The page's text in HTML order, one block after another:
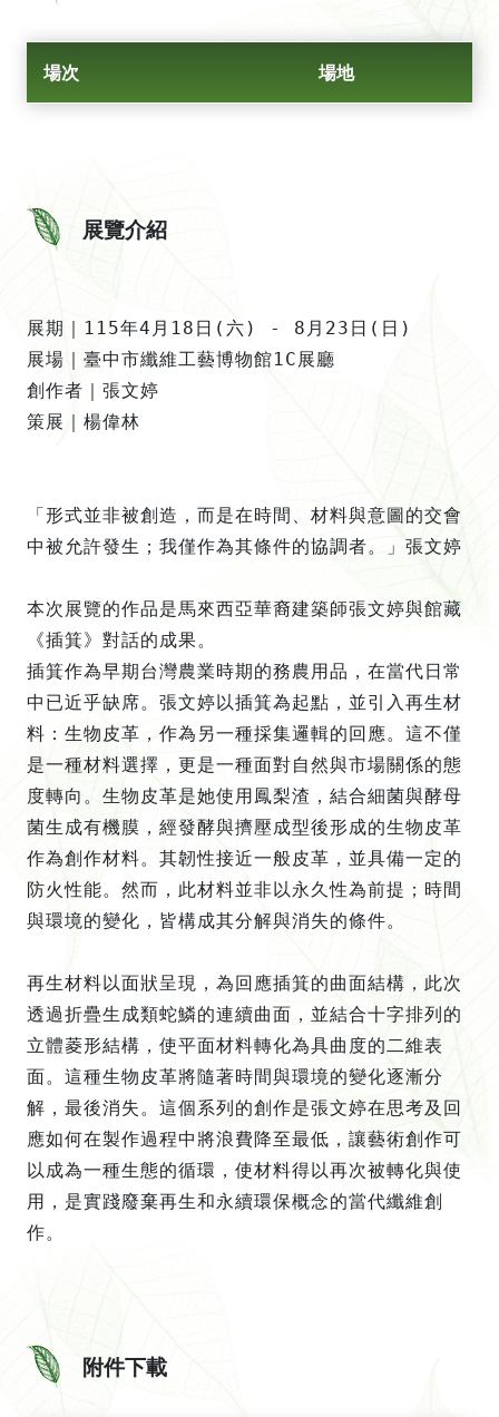
場次 場地
展覽介紹
展期｜115年4月18日(六) - 8月23日(日)
展場｜臺中市纖維工藝博物館1C展廳
創作者｜張文婷
策展｜楊偉林
「形式並非被創造，而是在時間、材料與意圖的交會
中被允許發生；我僅作為其條件的協調者。」張文婷
本次展覽的作品是馬來西亞華裔建築師張文婷與館藏
《插箕》對話的成果。
插箕作為早期台灣農業時期的務農用品，在當代日常
中已近乎缺席。張文婷以插箕為起點，並引入再生材
料：生物皮革，作為另一種採集邏輯的回應。這不僅
是一種材料選擇，更是一種面對自然與市場關係的態
度轉向。生物皮革是她使用鳳梨渣，結合細菌與酵母
菌生成有機膜，經發酵與擠壓成型後形成的生物皮革
作為創作材料。其韌性接近一般皮革，並具備一定的
防火性能。然而，此材料並非以永久性為前提；時間
與環境的變化，皆構成其分解與消失的條件。
再生材料以面狀呈現，為回應插箕的曲面結構，此次
透過折疊生成類蛇鱗的連續曲面，並結合十字排列的
立體菱形結構，使平面材料轉化為具曲度的二維表
面。這種生物皮革將隨著時間與環境的變化逐漸分
解，最後消失。這個系列的創作是張文婷在思考及回
應如何在製作過程中將浪費降至最低，讓藝術創作可
以成為一種生態的循環，使材料得以再次被轉化與使
用，是實踐廢棄再生和永續環保概念的當代纖維創
作。
附件下載